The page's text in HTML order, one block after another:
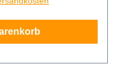
auf der
Eine Seite grün,
cm